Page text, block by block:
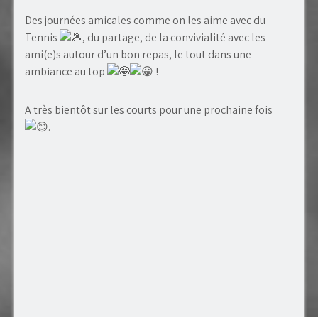
Des journées amicales comme on les aime avec du
Tennis
, du partage, de la convivialité avec les
ami(e)s autour d’un bon repas, le tout dans une
ambiance au top
!
A très bientôt sur les courts pour une prochaine fois
.